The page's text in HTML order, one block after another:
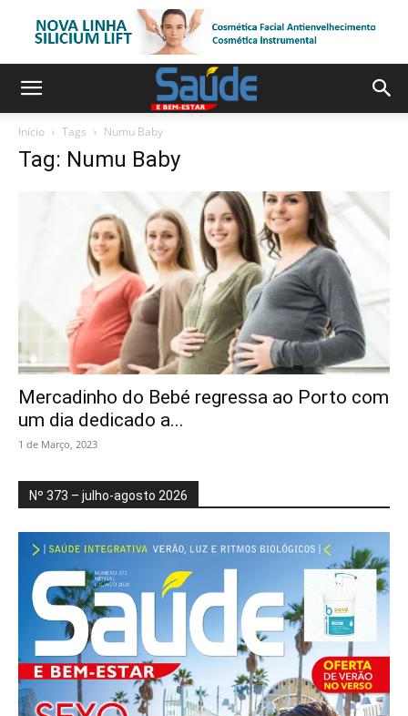
Início Tags Numu Baby
Tag: Numu Baby
Mercadinho do Bebé regressa ao Porto com
um dia dedicado a...
1 de Março, 2023
Nº 373 – julho-agosto 2026